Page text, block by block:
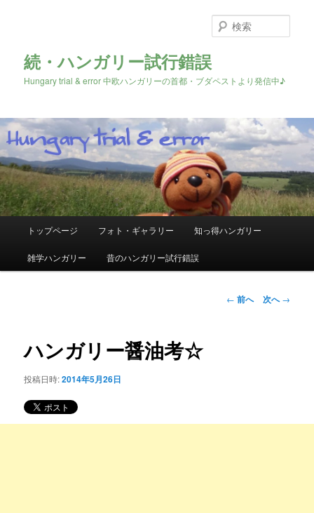
続・ハンガリー試行錯誤
Hungary trial & error 中欧ハンガリーの首都・ブダペストより発信中♪
索
メ
イ
ン
テ
ン
トップページ フォト・ギャラリー 知っ得ハンガリー
雑学ハンガリー 昔のハンガリー試行錯誤
投← 前へ 次へ→
ハンガリー醤油考☆
投稿日時:2014年5月26日